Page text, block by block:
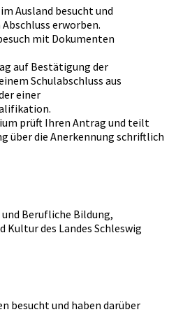
Ausland besucht und
erworben.
mit Dokumenten
auf Bestätigung der
Schulabschluss aus
einer
prüft Ihren Antrag und teilt
über die Anerkennung schriftlich
Berufliche Bildung,
Kultur des Landes Schleswig
besucht und haben darüber